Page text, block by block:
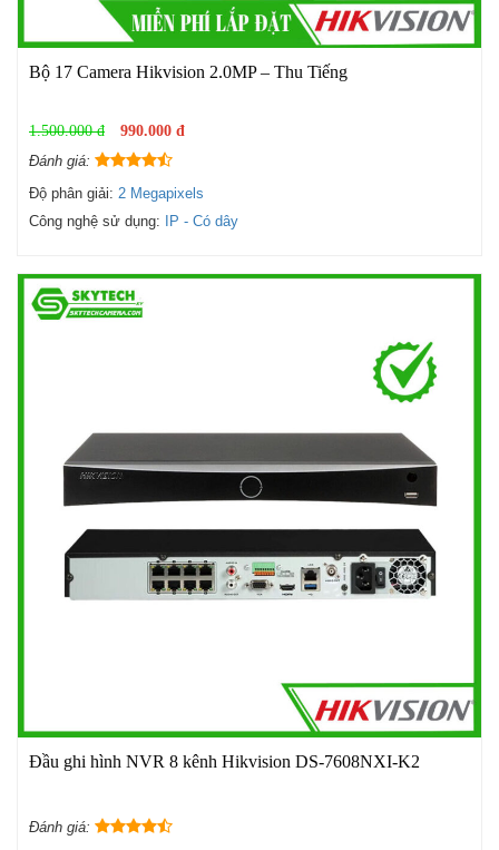
Bộ 17 Camera Hikvision 2.0MP – Thu Tiếng
1.500.000 đ
990.000 đ
Đánh giá:
Độ phân giải: 2 Megapixels
Công nghệ sử dụng: IP - Có dây
Đầu ghi hình NVR 8 kênh Hikvision DS-7608NXI-K2
Đánh giá: